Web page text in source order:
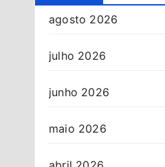
agosto 2026
julho 2026
junho 2026
maio 2026